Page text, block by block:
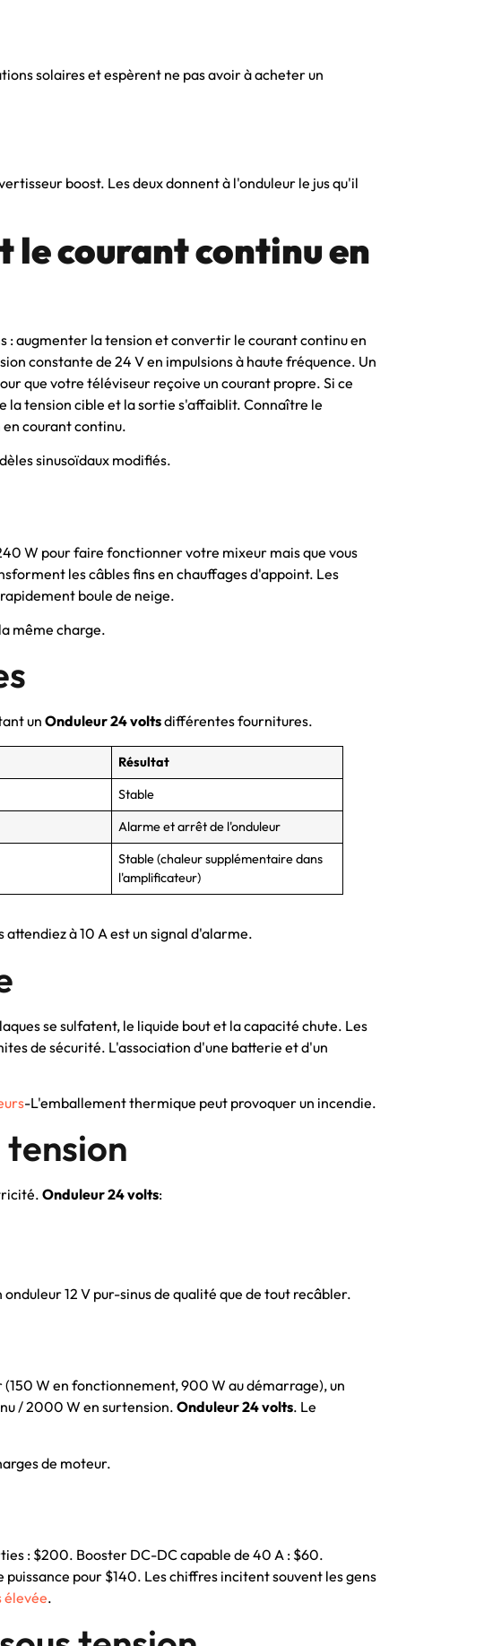
solaires et espèrent ne pas avoir à acheter un
boost. Les deux donnent à l'onduleur le jus qu'il
le courant continu en
augmenter la tension et convertir le courant continu en
constante de 24 V en impulsions à haute fréquence. Un
que votre téléviseur reçoive un courant propre. Si ce
la tension cible et la sortie s'affaiblit. Connaître le
courant continu.
sinusoïdaux modifiés.
W pour faire fonctionner votre mixeur mais que vous
les câbles fins en chauffages d'appoint. Les
boule de neige.
même charge.
un Onduleur 24 voltsdifférentes fournitures.
Résultat
Stable
Alarme et arrêt de l'onduleur
Stable (chaleur supplémentaire dans
l'amplificateur)
attendiez à 10 A est un signal d'alarme.
se sulfatent, le liquide bout et la capacité chute. Les
de sécurité. L'association d'une batterie et d'un
-L'emballement thermique peut provoquer un incendie.
Onduleur 24 volts:
12 V pur-sinus de qualité que de tout recâbler.
W en fonctionnement, 900 W au démarrage), un
/ 2000 W en surtension.Onduleur 24 volts. Le
de moteur.
: $200. Booster DC-DC capable de 40 A : $60.
pour $140. Les chiffres incitent souvent les gens
élevée.